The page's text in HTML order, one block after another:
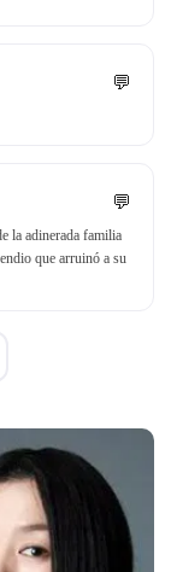
💬
💬
la adinerada familia
que arruinó a su